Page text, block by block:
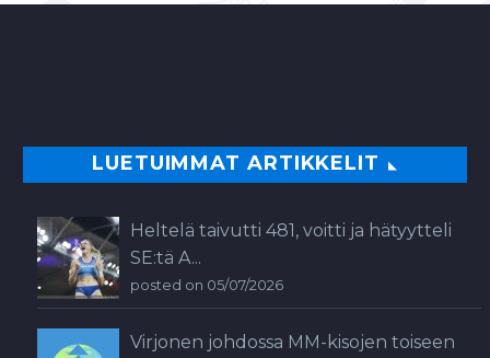
LUETUIMMAT ARTIKKELIT
Heltelä taivutti 481, voitti ja hätyytteli
SE:tä A...
posted on 05/07/2026
Virjonen johdossa MM-kisojen toiseen